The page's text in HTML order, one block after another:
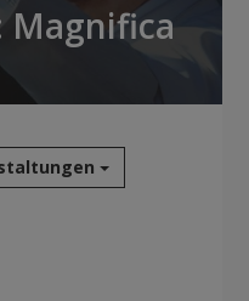
Magnifica